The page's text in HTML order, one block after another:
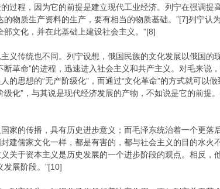
过程，因为它的前提是建立现代工业经济。列宁在强调提
物质生产资料的生产，要有相当的物质基础。”[7]列宁认
文化，并在此基础上建设社会主义。”[8]
义传统也不同。列宁设想，俄国民族的文化发展以俄国的
革命”的进程，迅速进入社会主义和共产主义。对毛来说
思想的“无产阶级化”，而通过“文化革命”的方式就可以
化”，与其说是现代经济发展的产物，不如说是它的前提
家的传播，具有历史进步意义；而毛泽东统治着一个更落
建儒家文化一样，都是有害的，都与社会主义的目的水火
关于资本主义是历史发展的一个进步阶段的观点。相反，
发展阶段。”[10]